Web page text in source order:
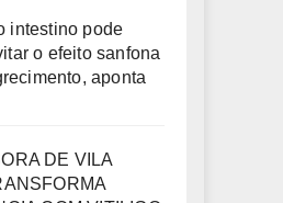
intestino pode
o efeito sanfona
aponta
DE VILA